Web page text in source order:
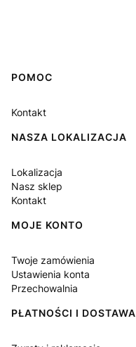
Linki w stopce
POMOC
Kontakt
NASZA LOKALIZACJA
Lokalizacja
Nasz sklep
Kontakt
MOJE KONTO
Twoje zamówienia
Ustawienia konta
Przechowalnia
PŁATNOŚCI I DOSTAWA